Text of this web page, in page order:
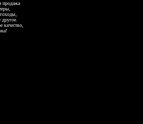
качество,